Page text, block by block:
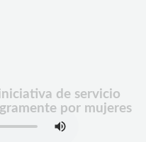
de servicio
por mujeres